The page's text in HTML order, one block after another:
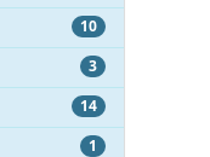
10
3
14
1